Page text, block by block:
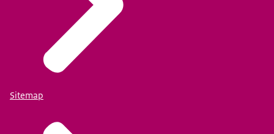
Sitemap